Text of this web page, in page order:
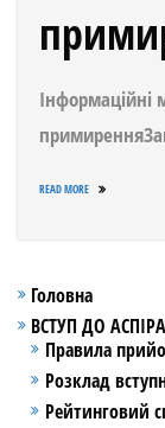
Інформаційні
READ MORE
Головна
ВСТУП ДО
Правила
Розклад
Рейтинговий